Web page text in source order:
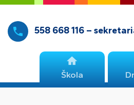
558 668 116 –
Škola